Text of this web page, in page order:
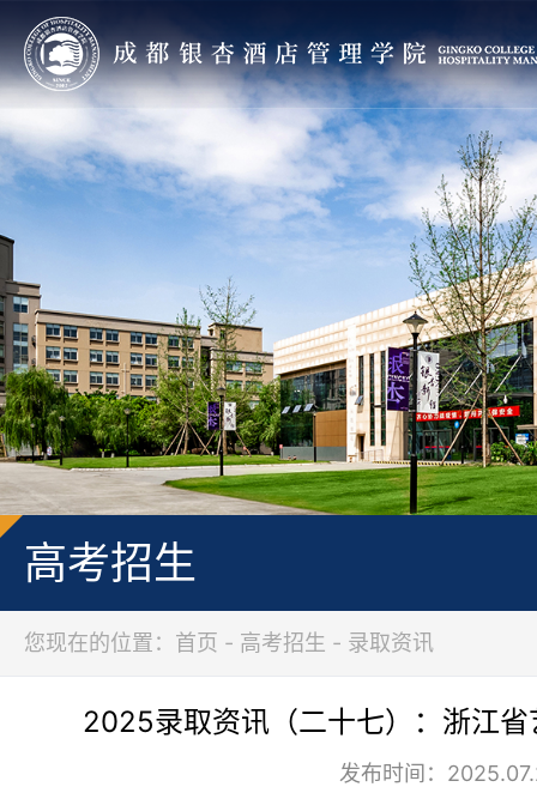
高考招生
您现在的位置：首页 - 高考招生 - 录取资讯
2025录取资讯（二十七）：浙江
发布时间：